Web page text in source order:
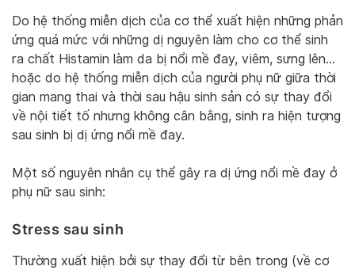
Do hệ thống miễn dịch của cơ thể xuất hiện những phản
ứng quá mức với những dị nguyên làm cho cơ thể sinh
ra chất Histamin làm da bị nổi mề đay, viêm, sưng lên…
hoặc do hệ thống miễn dịch của người phụ nữ giữa thời
gian mang thai và thời sau hậu sinh sản có sự thay đổi
về nội tiết tố nhưng không cân bằng, sinh ra hiện tượng
sau sinh bị dị ứng nổi mề đay.
Một số nguyên nhân cụ thể gây ra dị ứng nổi mề đay ở
phụ nữ sau sinh:
Stress sau sinh
Thường xuất hiện bởi sự thay đổi từ bên trong (về cơ